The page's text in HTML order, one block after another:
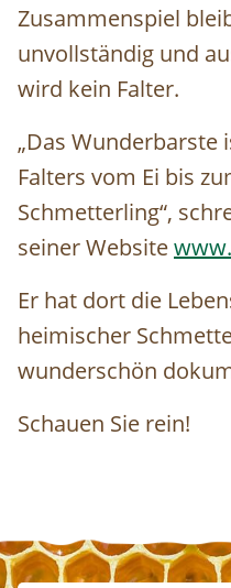
Zusammenspiel
unvollständig und
wird kein Falter.
„Das Wunderbarste
Falters vom Ei bis
Schmetterling“,
seiner Website
Er hat dort die
heimischer
wunderschön
Schauen Sie rein!